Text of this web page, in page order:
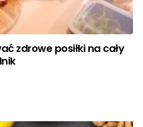
zdrowe posiłki na cały